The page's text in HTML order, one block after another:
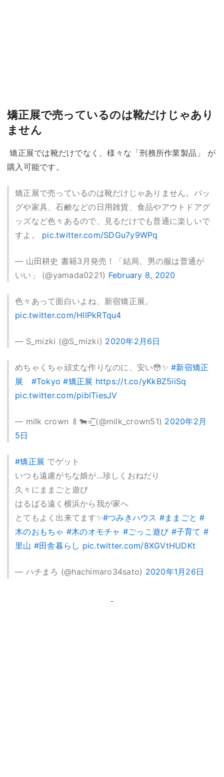
矯正展で売っているのは靴だけじゃあり
ません
矯正展では靴だけでなく、様々な「刑務所作業製品」 が
購入可能です。
矯正展で売っているのは靴だけじゃありません。バッ
グや家具、石鹸などの日用雑貨、食品やアウトドアグ
ッズなど色々あるので、見るだけでも普通に楽しいで
すよ。 pic.twitter.com/SDGu7y9WPq
— 山田耕史 書籍3月発売！「結局、男の服は普通が
いい」 (@yamada0221) February 8, 2020
色々あって面白いよね、新宿矯正展。
pic.twitter.com/HIlPkRTqu4
— S_mizki (@S_mizki) 2020年2月6日
めちゃくちゃ頑丈な作りなのに、安い😳✨ #新宿矯正
展
#Tokyo #矯正展 https://t.co/yKkBZ5iiSq
pic.twitter.com/piblTiesJV
— milk crown 🍼🐄=͟͟͞͞ (@milk_crown51) 2020年2月
5日
#矯正展 でゲット
いつも遠慮がちな娘が…珍しくおねだり
久々にままごと遊び
はるばる遠く横浜から我が家へ
とてもよく出来てます✨#つみきハウス #ままごと #
木のおもちゃ #木のオモチャ #ごっこ遊び #子育て #
里山 #田舎暮らし pic.twitter.com/8XGVtHUDKt
— ハチまろ (@hachimaro34sato) 2020年1月26日